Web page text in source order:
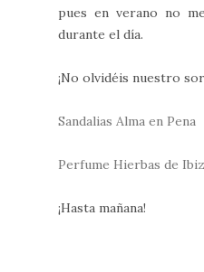
pues en verano no
durante el día.
¡No olvidéis nuestro
Sandalias Alma en Pena
Perfume Hierbas de
¡Hasta mañana!